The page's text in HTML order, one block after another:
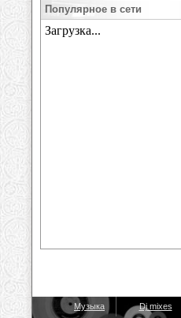
Популярное в сети
Музыка Dj mixes